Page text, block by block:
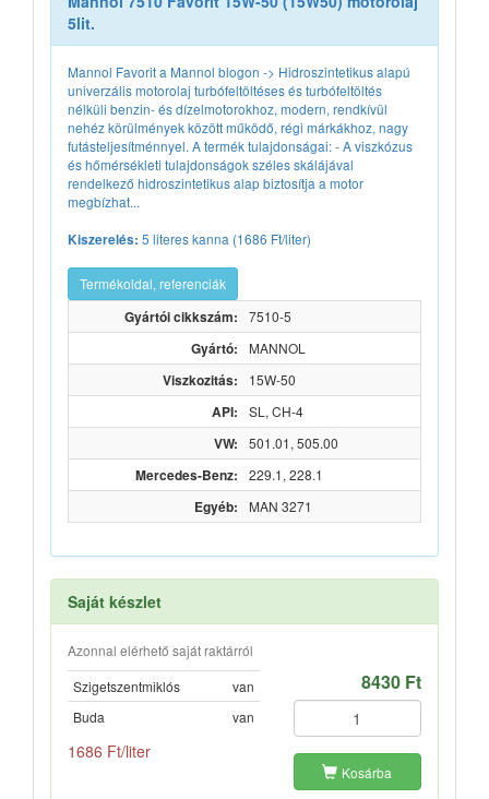
5lit.
Mannol Favorit a Mannol blogon -> Hidroszintetikus alapú
univerzális motorolaj turbófeltöltéses és turbófeltöltés
nélküli benzin- és dízelmotorokhoz, modern, rendkívül
nehéz körülmények között működő, régi márkákhoz, nagy
futásteljesítménnyel. A termék tulajdonságai: - A viszkózus
és hőmérsékleti tulajdonságok széles skálájával
rendelkező hidroszintetikus alap biztosítja a motor
megbízhat...
Kiszerelés: 5 literes kanna (1686 Ft/liter)
Termékoldal, referenciák
Gyártói cikkszám: 7510-5
Gyártó: MANNOL
Viszkozitás: 15W-50
API: SL, CH-4
VW: 501.01, 505.00
Mercedes-Benz: 229.1, 228.1
Egyéb: MAN 3271
Saját készlet
Azonnal elérhető saját raktárról
Szigetszentmiklós
van
Buda
van
1686 Ft/liter
8430 Ft
Kosárba